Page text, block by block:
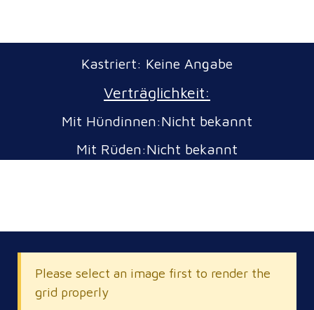
Kastriert: Keine Angabe
Verträglichkeit:
Mit Hündinnen:Nicht bekannt
Mit Rüden:Nicht bekannt
Please select an image first to render the
grid properly